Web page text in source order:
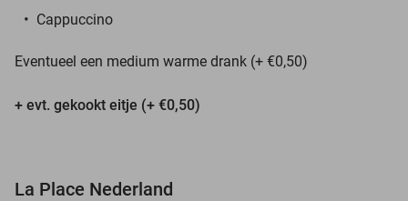
Cappuccino
Eventueel een medium warme drank (+ €0,50)
+ evt. gekookt eitje (+ €0,50)
La Place Nederland